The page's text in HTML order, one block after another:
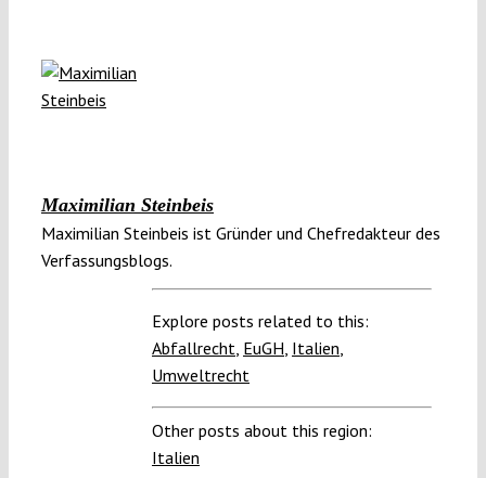
Maximilian Steinbeis
Maximilian Steinbeis ist Gründer und Chefredakteur des
Verfassungsblogs.
Explore posts related to this:
Abfallrecht EuGH Italien
Umweltrecht
Other posts about this region:
Italien